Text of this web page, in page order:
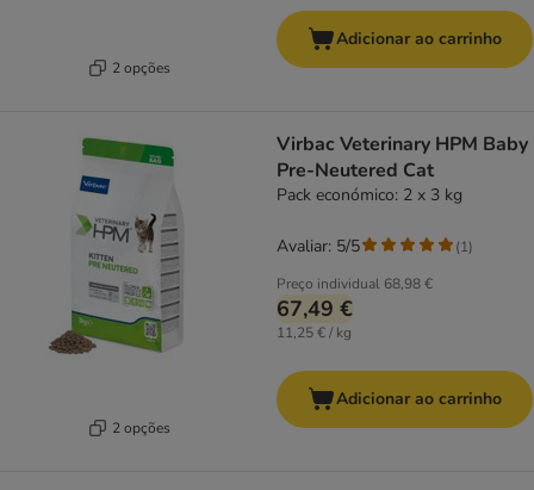
2 opções
Adicionar ao carrinho
2 opções
Virbac Veterinary HPM Baby
Pre-Neutered Cat
Pack económico: 2 x 3 kg
Preço individual 68,98 €
67,49 €
11,25 € / kg
Avaliar: 5/5 (1)
Adicionar ao carrinho